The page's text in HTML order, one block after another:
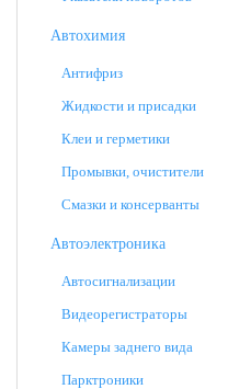
Автохимия
Антифриз
Жидкости и присадки
Клеи и герметики
Промывки, очистители
Смазки и консерванты
Автоэлектроника
Автосигнализации
Видеорегистраторы
Камеры заднего вида
Парктроники